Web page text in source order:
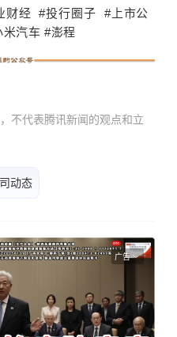
财经 #投行圈子
#上市公
米汽车 #澎程
不代表腾讯新闻的观点和立
动态
广告